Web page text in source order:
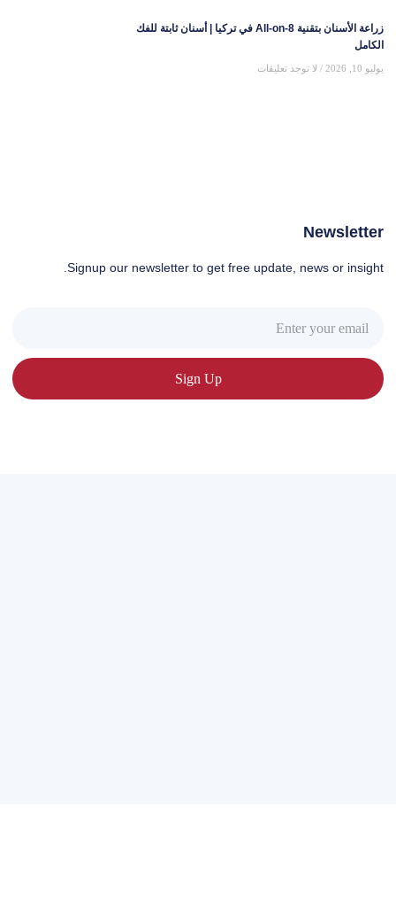
زراعة الأسنان بتقنية All-on-8 في تركيا | أسنان ثابتة للفك
الكامل
يوليو 10, 2026 لا توجد تعليقات
Newsletter
Signup our newsletter to get free update, news or insight.
Sign Up